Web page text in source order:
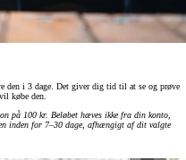
den i 3 dage. Det giver dig tid til at se og prøve
købe den.
på 100 kr. Beløbet hæves ikke fra din konto,
inden for 7–30 dage, afhængigt af dit valgte